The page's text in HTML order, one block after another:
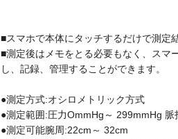
■スマホで本体にタッチするだけで測定
■測定後はメモをとる必要もなく、スマ
し、記録、管理することができます。
●測定方式:オシロメトリック方式
●測定範囲:圧力OmmHg～ 299mmHg
●測定可能腕周:22cm～ 32cm